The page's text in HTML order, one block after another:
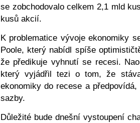
se zobchodovalo celkem 2,1 mld
kusů akcií.
K problematice vývoje ekonomiky
Poole, který nabídl spíše
že předikuje vyhnutí se recesi.
který vyjádřil tezi o tom, že
ekonomiky do recese a
sazby.
Důležité bude dnešní vystoupení